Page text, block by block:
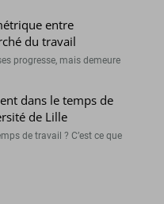
entre
du travail
progresse, mais demeure
dans le temps de
de Lille
de travail ? C’est ce que